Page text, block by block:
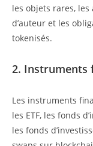
les objets rares,
d’auteur et les
tokenisés.
2. Instruments
Les instruments
les ETF, les fonds
les fonds